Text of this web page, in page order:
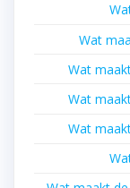
Wat
Wat
Wat
Wat